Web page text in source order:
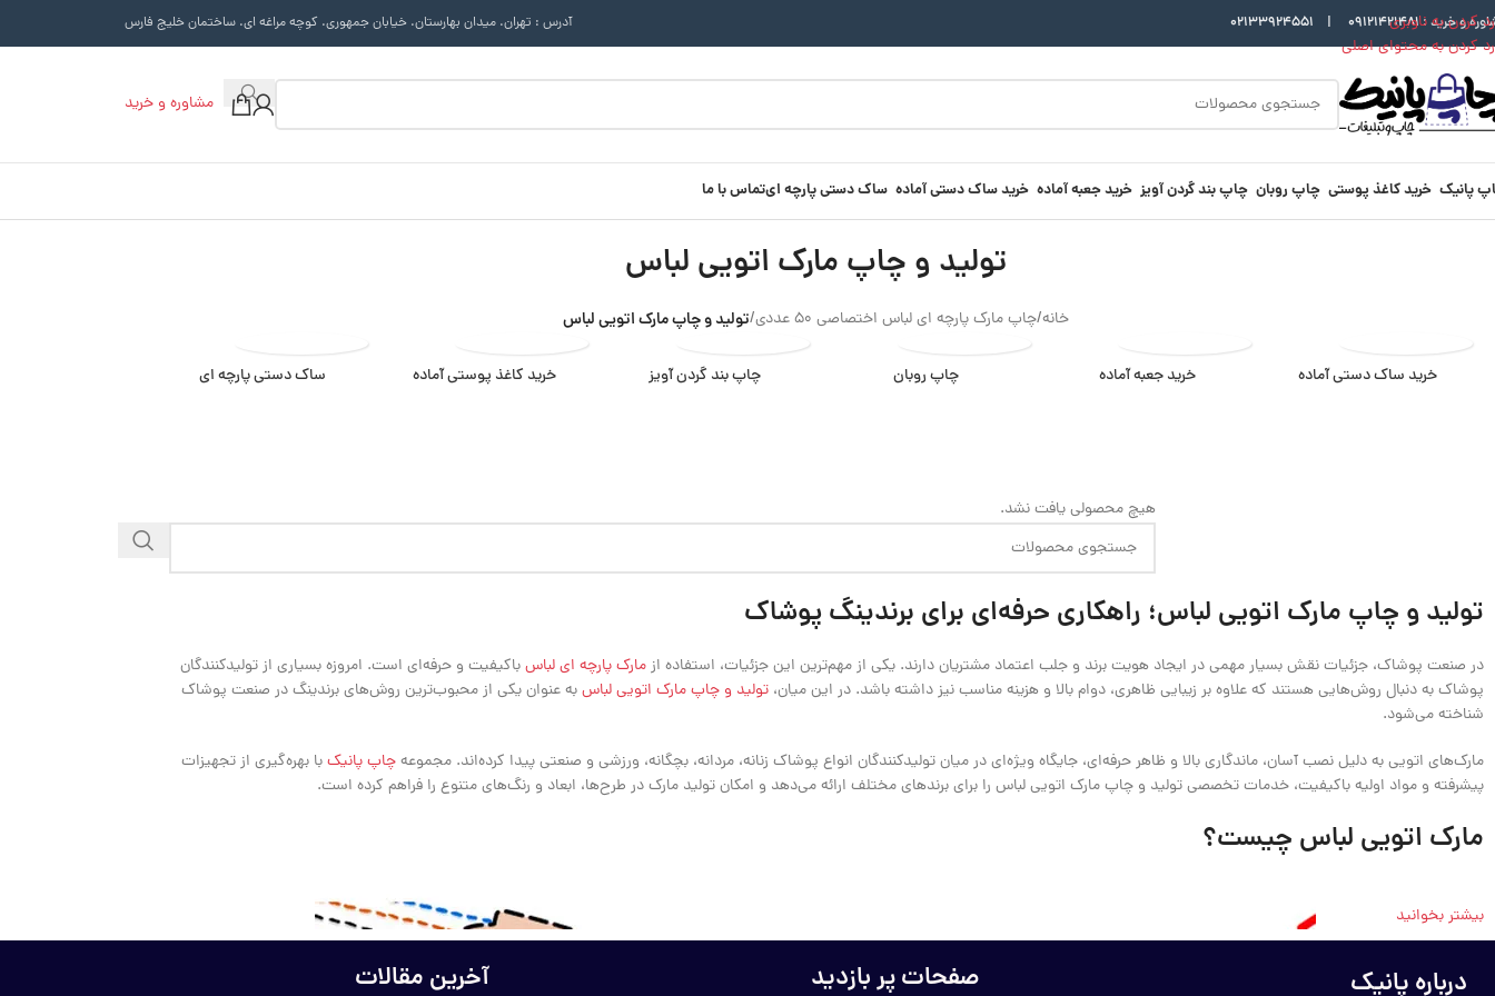
رد کردن به ناوبری
رد کردن به محتوای اصلی
و خرید :09121421481
|
02133924551 آدرس : تهران. میدان بهارستان. خیابان جمهوری. کوچه مراغه ای. ساختمان خلیج فارس
مشاوره و خرید
پانیک خرید کاغذ پوستی چاپ روبان چاپ بند گردن آویز خرید جعبه آماده خرید ساک دستی آماده ساک دستی پارچه ایتماس با ما
تولید و چاپ مارک اتویی لباس
خانه/چاپ مارک پارچه ای لباس اختصاصی 50 عددی /تولید و چاپ مارک اتویی لباس
خرید ساک دستی آماده خرید جعبه آماده چاپ روبان چاپ بند گردن آویز خرید کاغذ پوستی آماده ساک دستی پارچه ای
هیچ محصولی یافت نشد.
تولید و چاپ مارک اتویی لباس؛ راهکاری حرفه‌ای برای برندینگ پوشاک
در صنعت پوشاک، جزئیات نقش بسیار مهمی در ایجاد هویت برند و جلب اعتماد مشتریان دارند. یکی از مهم‌ترین این جزئیات، استفاده ازمارک پارچه ای لباسباکیفیت و حرفه‌ای است. امروزه بسیاری از تولیدکنندگان
پوشاک به دنبال روش‌هایی هستند که علاوه بر زیبایی ظاهری، دوام بالا و هزینه مناسب نیز داشته باشد. در این میان، تولید و چاپ مارک اتویی لباسبه عنوان یکی از محبوب‌ترین روش‌های برندینگ در صنعت پوشاک
شناخته می‌شود.
مارک‌های اتویی به دلیل نصب آسان، ماندگاری بالا و ظاهر حرفه‌ای، جایگاه ویژه‌ای در میان تولیدکنندگان انواع پوشاک زنانه، مردانه، بچگانه، ورزشی و صنعتی پیدا کرده‌اند. مجموعهچاپ پانیکبا بهره‌گیری از تجهیزات
پیشرفته و مواد اولیه باکیفیت، خدمات تخصصی تولید و چاپ مارک اتویی لباس را برای برندهای مختلف ارائه می‌دهد و امکان تولید مارک در طرح‌ها، ابعاد و رنگ‌های متنوع را فراهم کرده است.
مارک اتویی لباس چیست؟
بیشتر بخوانید
درباره پانیک صفحات پر بازدید آخرین مقالات